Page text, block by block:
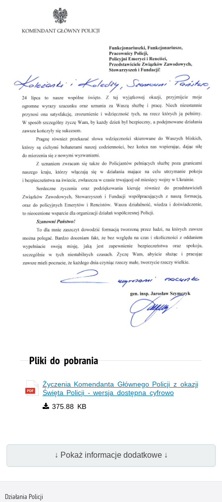
Pliki do pobrania
Życzenia Komendanta Głównego Policji z okazji
Święta Policji - wersja dostępna cyfrowo
375.88 KB
↓ Pokaż informacje dodatkowe ↓
Działania Policji